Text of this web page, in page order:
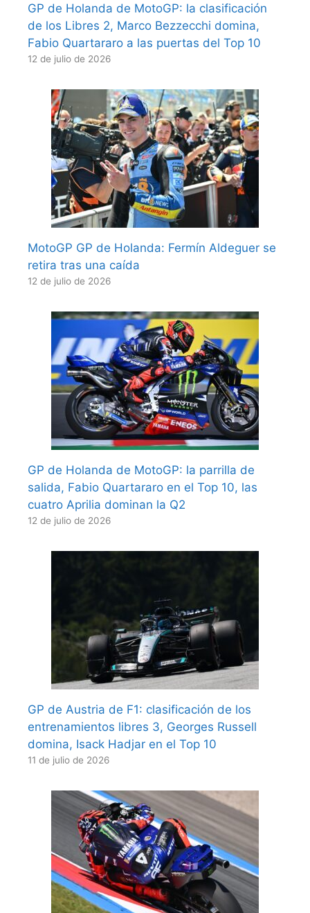
GP de Holanda de MotoGP: la clasificación
de los Libres 2, Marco Bezzecchi domina,
Fabio Quartararo a las puertas del Top 10
12 de julio de 2026
MotoGP GP de Holanda: Fermín Aldeguer se
retira tras una caída
12 de julio de 2026
GP de Holanda de MotoGP: la parrilla de
salida, Fabio Quartararo en el Top 10, las
cuatro Aprilia dominan la Q2
12 de julio de 2026
GP de Austria de F1: clasificación de los
entrenamientos libres 3, Georges Russell
domina, Isack Hadjar en el Top 10
11 de julio de 2026